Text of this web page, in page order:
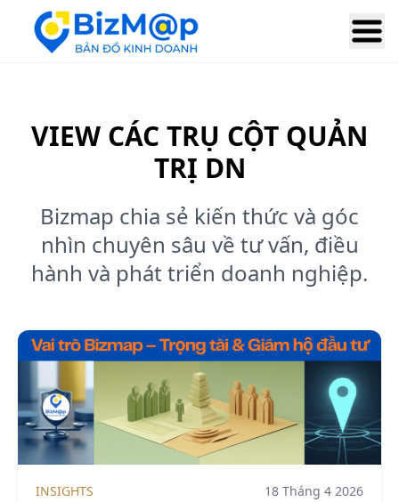
VIEW CÁC TRỤ CỘT QUẢN
TRỊ DN
Bizmap chia sẻ kiến thức và góc
nhìn chuyên sâu về tư vấn, điều
hành và phát triển doanh nghiệp.
INSIGHTS 18 Tháng 4 2026